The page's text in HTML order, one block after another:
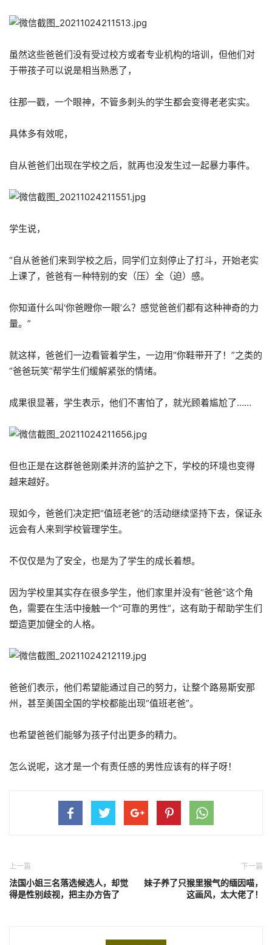
虽然这些爸爸们没有受过校方或者专业机构的培训，但他们对
于带孩子可以说是相当熟悉了，
往那一戳，一个眼神，不管多刺头的学生都会变得老老实实。
具体多有效呢，
自从爸爸们出现在学校之后，就再也没发生过一起暴力事件。
学生说，
“自从爸爸们来到学校之后，同学们立刻停止了打斗，开始老实
上课了，爸爸有一种特别的安（压）全（迫）感。
你知道什么叫‘你爸瞪你一眼’么？感觉爸爸们都有这种神奇的力
量。”
就这样，爸爸们一边看管着学生，一边用“你鞋带开了！”之类的
“爸爸玩笑”帮学生们缓解紧张的情绪。
成果很显著，学生表示，他们不害怕了，就光顾着尴尬了……
但也正是在这群爸爸刚柔并济的监护之下，学校的环境也变得
越来越好。
现如今，爸爸们决定把“值班老爸”的活动继续坚持下去，保证永
远会有人来到学校管理学生。
不仅仅是为了安全，也是为了学生的成长着想。
因为学校里其实存在很多学生，他们家里并没有“爸爸”这个角
色，需要在生活中接触一个“可靠的男性”，这有助于帮助学生们
塑造更加健全的人格。
爸爸们表示，他们希望能通过自己的努力，让整个路易斯安那
州，甚至美国全国的学校都能出现“值班老爸”。
也希望爸爸们能够为孩子付出更多的精力。
怎么说呢，这才是一个有责任感的男性应该有的样子呀！
上一篇
法国小姐三名落选候选人，却觉
得是性别歧视，把主办方告了
下一篇
妹子养了只猴里猴气的缅因喵，
这画风，太大佬了！